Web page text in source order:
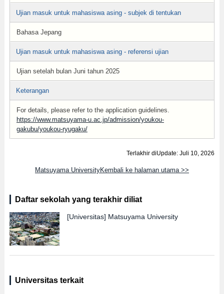
Ujian masuk untuk mahasiswa asing - subjek di tentukan
Bahasa Jepang
Ujian masuk untuk mahasiswa asing - referensi ujian
Ujian setelah bulan Juni tahun 2025
Keterangan
For details, please refer to the application guidelines.
https://www.matsuyama-u.ac.jp/admission/youkou-
gakubu/youkou-ryugaku/
Terlakhir diUpdate: Juli 10, 2026
Matsuyama UniversityKembali ke halaman utama >>
Daftar sekolah yang terakhir diliat
[Universitas] Matsuyama University
Universitas terkait